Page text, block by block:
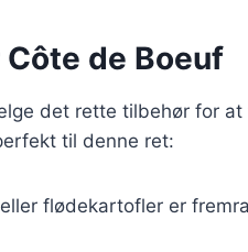
de Boeuf
det rette tilbehør for at
til denne ret:
flødekartofler er